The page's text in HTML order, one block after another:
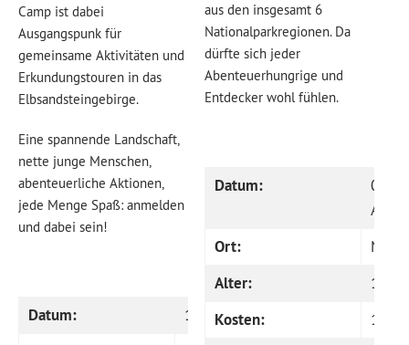
Camp ist dabei
Ausgangspunk für
gemeinsame Aktivitäten und
Erkundungstouren in das
Elbsandsteingebirge.
Eine spannende Landschaft,
nette junge Menschen,
abenteuerliche Aktionen,
jede Menge Spaß: anmelden
und dabei sein!
Datum:
16.-23.08.2014
aus den insgesamt 6
Nationalparkregionen. Da
dürfte sich jeder
Abenteuerhungrige und
Entdecker wohl fühlen.
Datum:
08.
Ort:
Alter:
12
Kosten: